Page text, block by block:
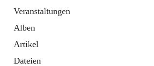
Veranstaltungen
Alben
Artikel
Dateien